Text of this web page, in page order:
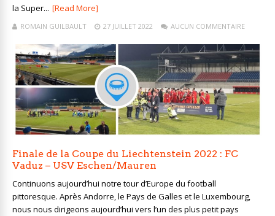
la Super... [Read More]
ROMAIN GUILBAULT 27 JUILLET 2022 AUCUN COMMENTAIRE
Finale de la Coupe du Liechtenstein 2022 : FC
Vaduz – USV Eschen/Mauren
Continuons aujourd’hui notre tour d’Europe du football
pittoresque. Après Andorre, le Pays de Galles et le Luxembourg,
nous nous dirigeons aujourd’hui vers l’un des plus petit pays